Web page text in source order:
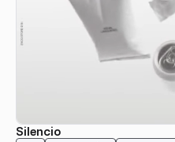
Silencio